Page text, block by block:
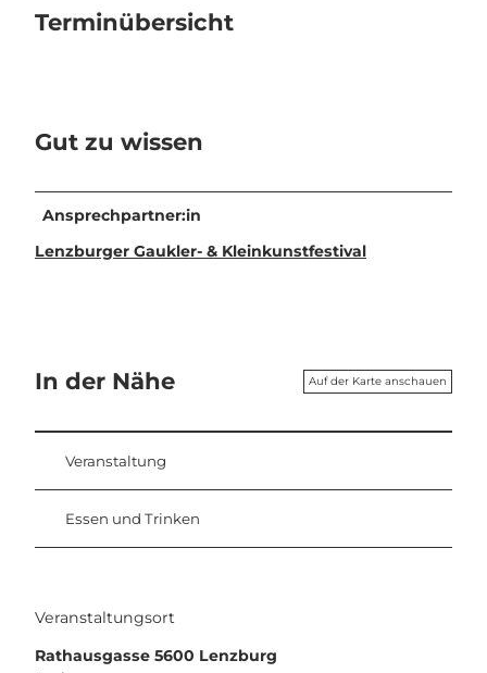
Terminübersicht
Gut zu wissen
Ansprechpartner:in
Lenzburger Gaukler- & Kleinkunstfestival
In der Nähe Auf der Karte anschauen
Veranstaltung
Essen und Trinken
Veranstaltungsort
Rathausgasse 5600 Lenzburg